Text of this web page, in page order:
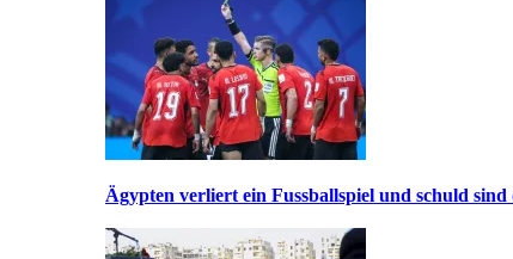
Ägypten verliert ein Fussballspiel und schuld sind